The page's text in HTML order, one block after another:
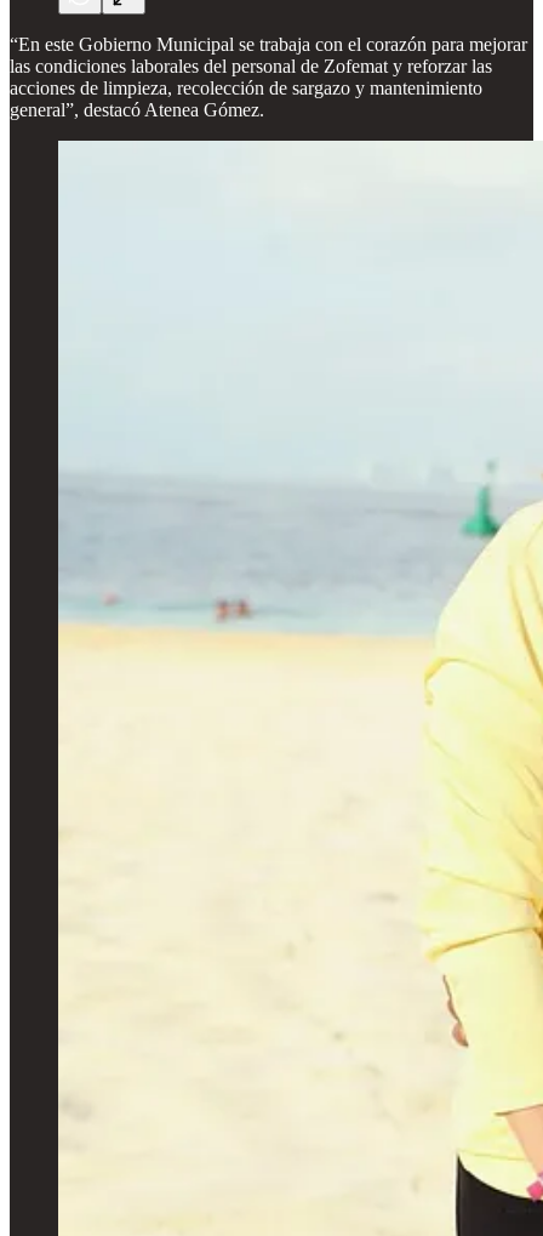
“En este Gobierno Municipal se trabaja con el corazón para mejorar
las condiciones laborales del personal de Zofemat y reforzar las
acciones de limpieza, recolección de sargazo y mantenimiento
general”, destacó Atenea Gómez.